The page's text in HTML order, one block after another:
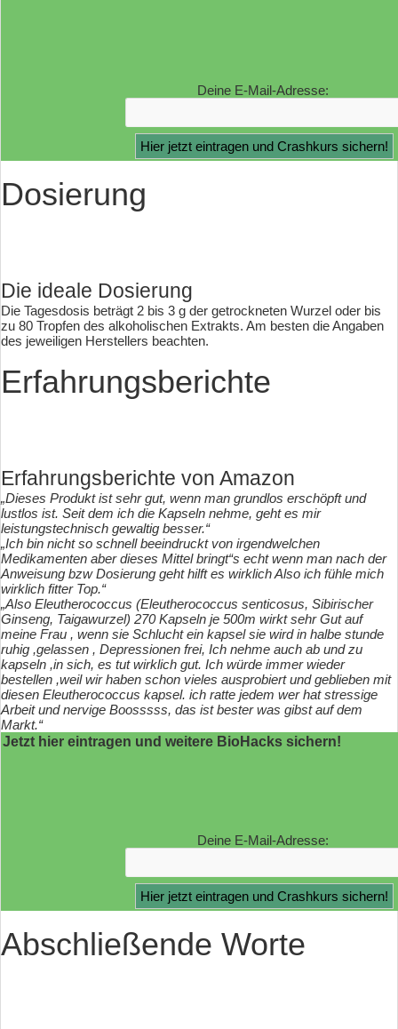
Deine E-Mail-Adresse:
Dosierung
Die ideale Dosierung
Die Tagesdosis beträgt 2 bis 3 g der getrockneten Wurzel oder bis
zu 80 Tropfen des alkoholischen Extrakts. Am besten die Angaben
des jeweiligen Herstellers beachten.
Erfahrungsberichte
Erfahrungsberichte von Amazon
„Dieses Produkt ist sehr gut, wenn man grundlos erschöpft und
lustlos ist. Seit dem ich die Kapseln nehme, geht es mir
leistungstechnisch gewaltig besser.“
„Ich bin nicht so schnell beeindruckt von irgendwelchen
Medikamenten aber dieses Mittel bringt“s echt wenn man nach der
Anweisung bzw Dosierung geht hilft es wirklich Also ich fühle mich
wirklich fitter Top.“
„Also Eleutherococcus (Eleutherococcus senticosus, Sibirischer
Ginseng, Taigawurzel) 270 Kapseln je 500m wirkt sehr Gut auf
meine Frau , wenn sie Schlucht ein kapsel sie wird in halbe stunde
ruhig ,gelassen , Depressionen frei, Ich nehme auch ab und zu
kapseln ,in sich, es tut wirklich gut. Ich würde immer wieder
bestellen ,weil wir haben schon vieles ausprobiert und geblieben mit
diesen Eleutherococcus kapsel. ich ratte jedem wer hat stressige
Arbeit und nervige Boosssss, das ist bester was gibst auf dem
Markt.“
Jetzt hier eintragen und weitere BioHacks sichern!
Deine E-Mail-Adresse:
Abschließende Worte